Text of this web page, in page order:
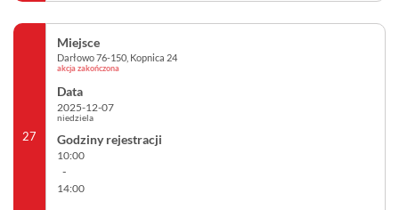
27
Darłowo 76-150, Kopnica 24
akcja zakończona
2025-12-07
niedziela
10:00
-
14:00